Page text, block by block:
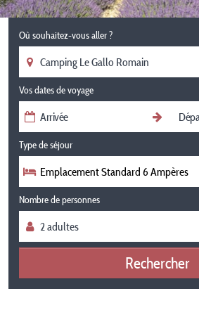
Où souhaitez-vous aller ?
Vos dates de voyage
Type de séjour
Emplacement Standard 6 Ampères
Nombre de personnes
Rechercher